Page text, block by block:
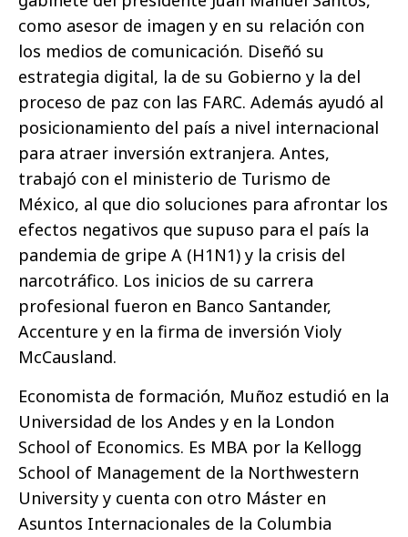
como asesor de imagen y en su relación con
los medios de comunicación. Diseñó su
estrategia digital, la de su Gobierno y la del
proceso de paz con las FARC. Además ayudó al
posicionamiento del país a nivel internacional
para atraer inversión extranjera. Antes,
trabajó con el ministerio de Turismo de
México, al que dio soluciones para afrontar los
efectos negativos que supuso para el país la
pandemia de gripe A (H1N1) y la crisis del
narcotráfico. Los inicios de su carrera
profesional fueron en Banco Santander,
Accenture y en la firma de inversión Violy
McCausland.
Economista de formación, Muñoz estudió en la
Universidad de los Andes y en la London
School of Economics. Es MBA por la Kellogg
School of Management de la Northwestern
University y cuenta con otro Máster en
Asuntos Internacionales de la Columbia